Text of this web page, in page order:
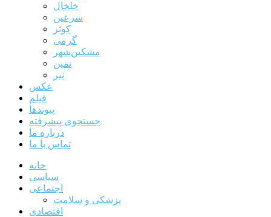
خلخال
سرعین
کوثر
گرمی
مشکین‌شهر
نمین
نیر
عکس
فیلم
پیوندها
جستجوی پیشرفته
درباره ما
تماس با ما
خانه
سیاسی
اجتماعی
پزشکی و سلامت
اقتصادی